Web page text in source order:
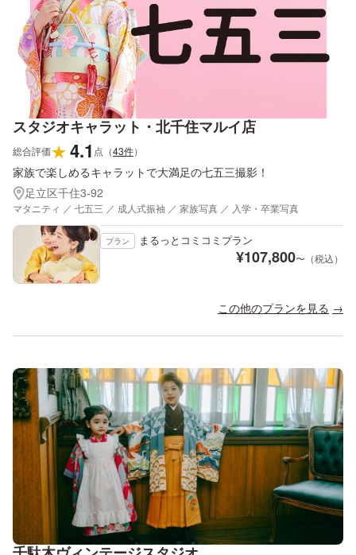
スタジオキャラット・北千住マルイ店
総合評価★4.1 点 （43件）
家族で楽しめるキャラットで大満足の七五三撮影！
足立区千住3-92
マタニティ ／ 七五三 ／ 成人式振袖 ／ 家族写真 ／ 入学・卒業写真
プラン まるっとコミコミプラン
¥107,800〜（税込）
この他のプランを見る